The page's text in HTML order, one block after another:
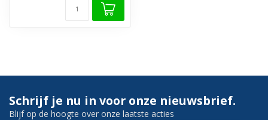
Schrijf je nu in voor onze nieuwsbrief.
Blijf op de hoogte over onze laatste acties